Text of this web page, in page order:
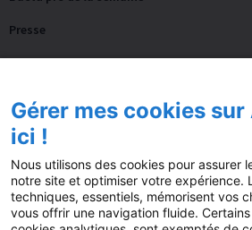
Presse
FAQ
Nos autres sites
Fonds de dotation AGIPI
© 2025 AGIPI – Tous droits réservés
Gérer mes cookies sur
ici !
Nous utilisons des cookies pour assurer
notre site et optimiser votre expérience.
techniques, essentiels, mémorisent vos
vous offrir une navigation fluide.